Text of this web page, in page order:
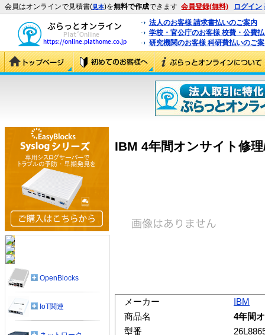
会員はオンラインで見積書(見本)を無料で作成できます 会員登録(無料) ログイン
法人のお客様 請求書払いのご案内
学校・官公庁のお客様 校費・公費
研究機関のお客様 科研費払いのご
IBM 4年間オンサイト修
メーカー
IBM
商品名
4年間
型番
OpenBlocks
IoT関連